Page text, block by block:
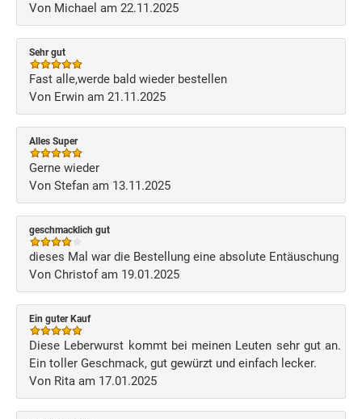
Von Michael am 22.11.2025
Sehr gut
Fast alle,werde bald wieder bestellen
Von Erwin am 21.11.2025
Alles Super
Gerne wieder
Von Stefan am 13.11.2025
geschmacklich gut
dieses Mal war die Bestellung eine absolute Entäuschung
Von Christof am 19.01.2025
Ein guter Kauf
Diese Leberwurst kommt bei meinen Leuten sehr gut an.
Ein toller Geschmack, gut gewürzt und einfach lecker.
Von Rita am 17.01.2025